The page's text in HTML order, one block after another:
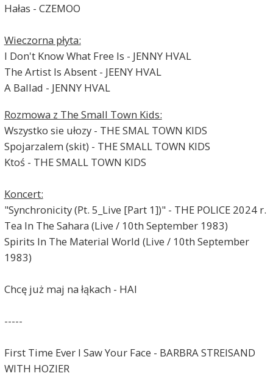
Hałas - CZEMOO
Wieczorna płyta:
I Don't Know What Free Is - JENNY HVAL
The Artist Is Absent - JEENY HVAL
A Ballad - JENNY HVAL
Rozmowa z The Small Town Kids:
Wszystko sie ułozy - THE SMAL TOWN KIDS
Spojarzalem (skit) - THE SMALL TOWN KIDS
Ktoś - THE SMALL TOWN KIDS
Koncert:
"Synchronicity (Pt. 5_Live [Part 1])" - THE POLICE 2024 r.
Tea In The Sahara (Live / 10th September 1983)
Spirits In The Material World (Live / 10th September
1983)
Chcę już maj na łąkach - HAI
-----
First Time Ever I Saw Your Face - BARBRA STREISAND
WITH HOZIER